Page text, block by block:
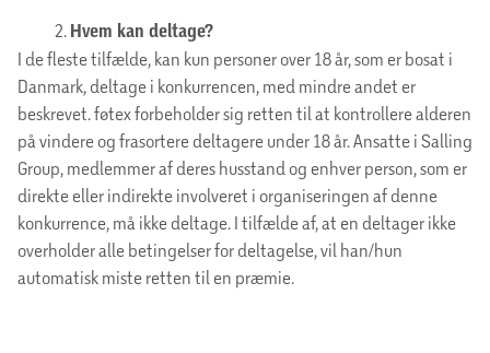
Hvem kan deltage?
I de fleste tilfælde, kan kun personer over 18 år, som er bosat i
Danmark, deltage i konkurrencen, med mindre andet er
beskrevet. føtex forbeholder sig retten til at kontrollere alderen
på vindere og frasortere deltagere under 18 år. Ansatte i Salling
Group, medlemmer af deres husstand og enhver person, som er
direkte eller indirekte involveret i organiseringen af denne
konkurrence, må ikke deltage. I tilfælde af, at en deltager ikke
overholder alle betingelser for deltagelse, vil han/hun
automatisk miste retten til en præmie.